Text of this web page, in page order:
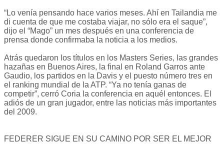
“Lo venía pensando hace varios meses. Ahí en Tailandia me
di cuenta de que me costaba viajar, no sólo era el saque”,
dijo el “Mago” un mes después en una conferencia de
prensa donde confirmaba la noticia a los medios.
Atrás quedaron los títulos en los Masters Series, las grandes
hazañas en Buenos Aires, la final en Roland Garros ante
Gaudio, los partidos en la Davis y el puesto número tres en
el ranking mundial de la ATP. “Ya no tenía ganas de
competir”, cerró Coria la conferencia en aquél entonces. El
adiós de un gran jugador, entre las noticias más importantes
del 2009.
FEDERER SIGUE EN SU CAMINO POR SER EL MEJOR